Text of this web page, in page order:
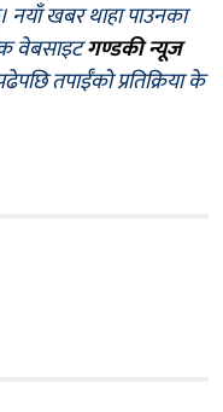
नयाँ खबर थाहा पाउनका
वेबसाइटगण्डकी न्यूज
तपाईँको प्रतिक्रिया के